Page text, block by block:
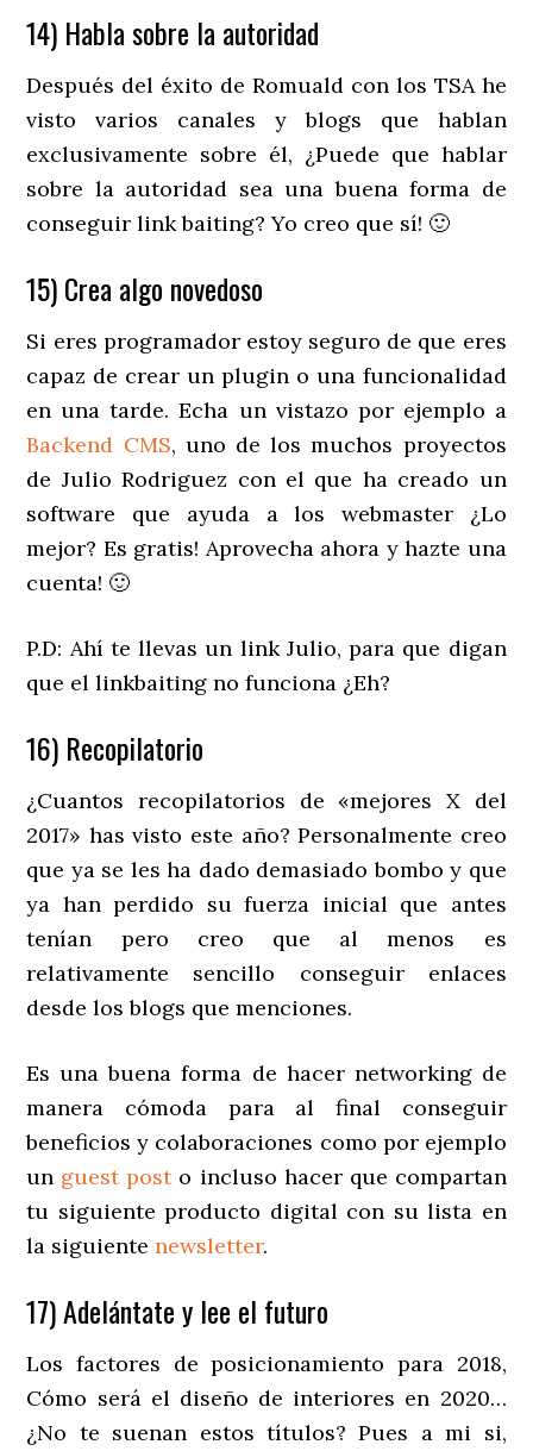
14) Habla sobre la autoridad
Después del éxito de Romuald con los TSA he
visto varios canales y blogs que hablan
exclusivamente sobre él, ¿Puede que hablar
sobre la autoridad sea una buena forma de
conseguir link baiting? Yo creo que sí! 🙂
15) Crea algo novedoso
Si eres programador estoy seguro de que eres
capaz de crear un plugin o una funcionalidad
en una tarde. Echa un vistazo por ejemplo a
Backend CMS, uno de los muchos proyectos
de Julio Rodriguez con el que ha creado un
software que ayuda a los webmaster ¿Lo
mejor? Es gratis! Aprovecha ahora y hazte una
cuenta! 🙂
P.D: Ahí te llevas un link Julio, para que digan
que el linkbaiting no funciona ¿Eh?
16) Recopilatorio
¿Cuantos recopilatorios de «mejores X del
2017» has visto este año? Personalmente creo
que ya se les ha dado demasiado bombo y que
ya han perdido su fuerza inicial que antes
tenían pero creo que al menos es
relativamente sencillo conseguir enlaces
desde los blogs que menciones.
Es una buena forma de hacer networking de
manera cómoda para al final conseguir
beneficios y colaboraciones como por ejemplo
un guest posto incluso hacer que compartan
tu siguiente producto digital con su lista en
la siguientenewsletter.
17) Adelántate y lee el futuro
Los factores de posicionamiento para 2018,
Cómo será el diseño de interiores en 2020…
¿No te suenan estos títulos? Pues a mi si,